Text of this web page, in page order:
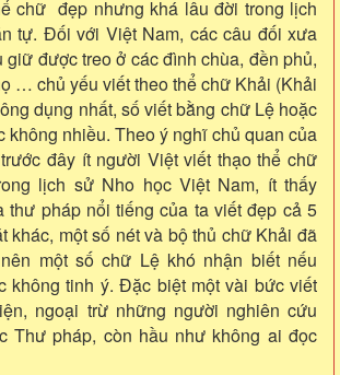
chữ đẹp nhưng khá lâu đời trong lịch
tự. Đối với Việt Nam, các câu đối xưa
giữ được treo ở các đình chùa, đền phủ,
… chủ yếu viết theo thể chữ Khải (Khải
dụng nhất, số viết bằng chữ Lệ hoặc
không nhiều. Theo ý nghĩ chủ quan của
đây ít người Việt viết thạo thể chữ
lịch sử Nho học Việt Nam, ít thấy
thư pháp nổi tiếng của ta viết đẹp cả 5
khác, một số nét và bộ thủ chữ Khải đã
một số chữ Lệ khó nhận biết nếu
không tinh ý. Đặc biệt một vài bức viết
ngoại trừ những người nghiên cứu
Thư pháp, còn hầu như không ai đọc